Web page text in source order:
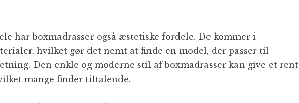
har boxmadrasser også æstetiske fordele. De kommer i
hvilket gør det nemt at finde en model, der passer til
Den enkle og moderne stil af boxmadrasser kan give et rent
mange finder tiltalende.